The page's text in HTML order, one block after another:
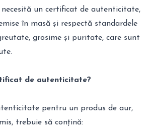
necesită un certificat de autenticitate,
în masă și respectă standardele
grosime și puritate, care sunt
de autenticitate?
pentru un produs de aur,
trebuie să conțină: